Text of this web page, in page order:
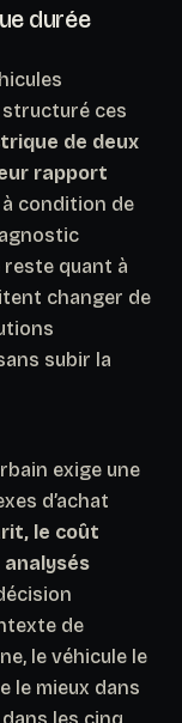
durée
structuré ces
de deux
rapport
à condition de
reste quant à
changer de
subir la
exige une
d’achat
le coût
de
le véhicule le
le mieux dans
les cinq